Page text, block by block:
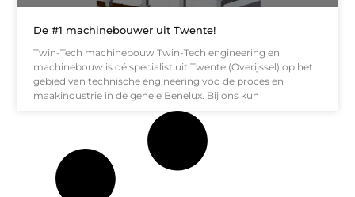
De #1 machinebouwer uit Twente!
Twin-Tech machinebouw Twin-Tech engineering en
machinebouw is dé specialist uit Twente (Overijssel) op het
gebied van technische engineering voo de proces en
maakindustrie in de gehele Benelux. Bij ons kun